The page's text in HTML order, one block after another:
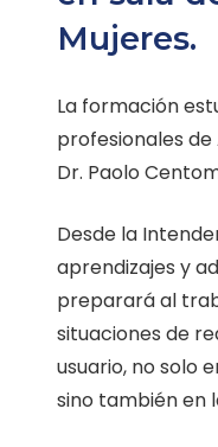
Mujeres.
La formación
profesionales de
Dr. Paolo
Desde la
aprendizajes y
preparará al
situaciones de
usuario, no solo
sino también en